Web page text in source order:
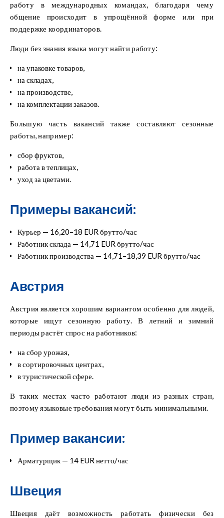
работу в международных командах, благодаря чему
общение происходит в упрощённой форме или при
поддержке координаторов.
Люди без знания языка могут найти работу:
на упаковке товаров,
на складах,
на производстве,
на комплектации заказов.
Большую часть вакансий также составляют сезонные
работы, например:
сбор фруктов,
работа в теплицах,
уход за цветами.
Примеры вакансий:
Курьер — 16,20–18 EUR брутто/час
Работник склада — 14,71 EUR брутто/час
Работник производства — 14,71–18,39 EUR брутто/час
Австрия
Австрия является хорошим вариантом особенно для людей,
которые ищут сезонную работу. В летний и зимний
периоды растёт спрос на работников:
на сбор урожая,
в сортировочных центрах,
в туристической сфере.
В таких местах часто работают люди из разных стран,
поэтому языковые требования могут быть минимальными.
Пример вакансии:
Арматурщик — 14 EUR нетто/час
Швеция
Швеция даёт возможность работать физически без